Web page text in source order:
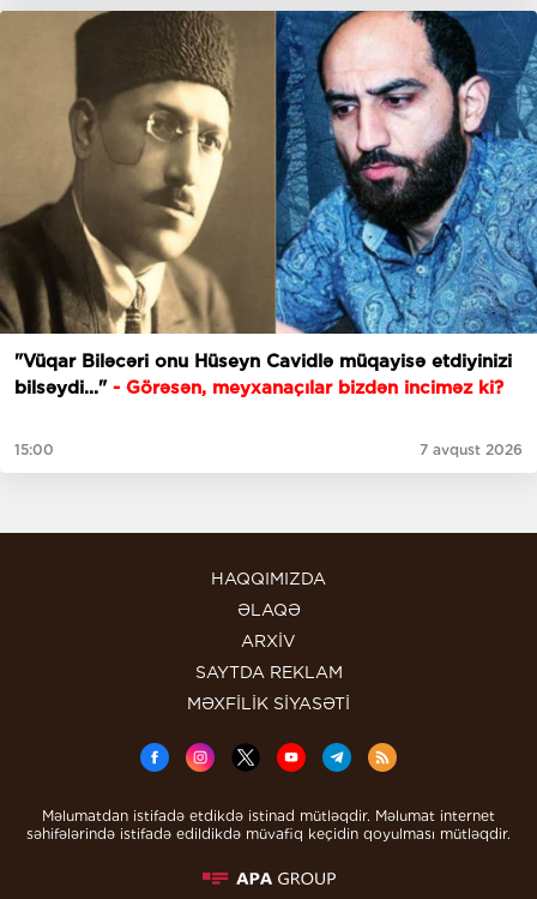
"Vüqar Biləcəri onu Hüseyn Cavidlə müqayisə etdiyinizi
bilsəydi..." - Görəsən, meyxanaçılar bizdən inciməz ki?
15:00 7 avqust 2026
HAQQIMIZDA
ƏLAQƏ
ARXİV
SAYTDA REKLAM
MƏXFİLİK SİYASƏTİ
Məlumatdan istifadə etdikdə istinad mütləqdir. Məlumat internet
səhifələrində istifadə edildikdə müvafiq keçidin qoyulması mütləqdir.